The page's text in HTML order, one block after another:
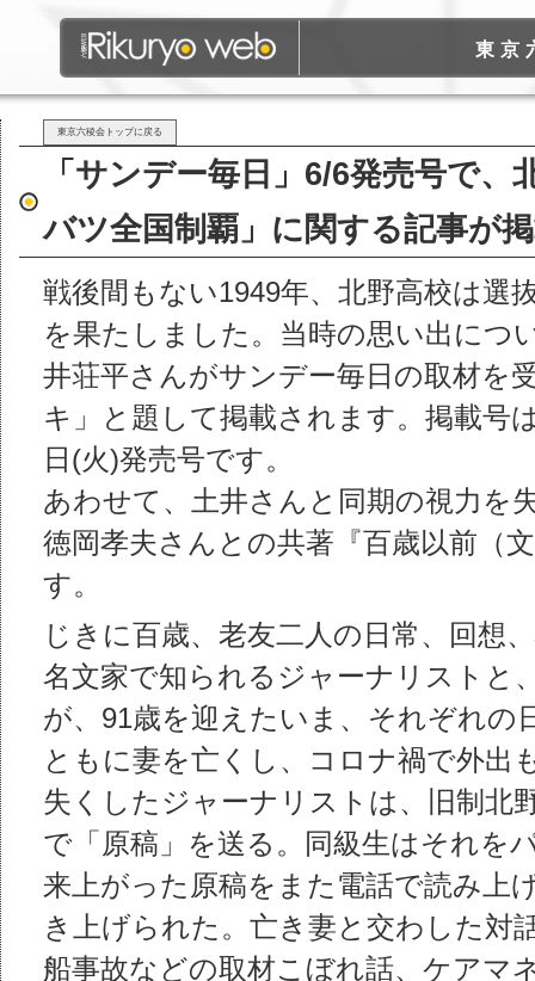
東京
東京六稜会トップに戻る
「サンデー毎日」6/6発売号で、
バツ全国制覇」に関する記事が
戦後間もない1949年、北野高校は選
を果たしました。当時の思い出につ
井荘平さんがサンデー毎日の取材を
キ」と題して掲載されます。掲載号
日(火)発売号です。
あわせて、土井さんと同期の視力を
徳岡孝夫さんとの共著『百歳以前（
す。
じきに百歳、老友二人の日常、回想
名文家で知られるジャーナリストと
が、91歳を迎えたいま、それぞれの
ともに妻を亡くし、コロナ禍で外出
失くしたジャーナリストは、旧制北
で「原稿」を送る。同級生はそれを
来上がった原稿をまた電話で読み上
き上げられた。亡き妻と交わした対
船事故などの取材こぼれ話、ケアマ